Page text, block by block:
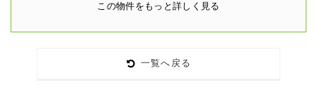
この物件をもっと詳しく見る
一覧へ戻る